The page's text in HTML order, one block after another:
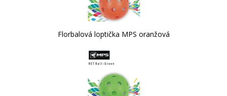
Florbalová loptička MPS oranžová